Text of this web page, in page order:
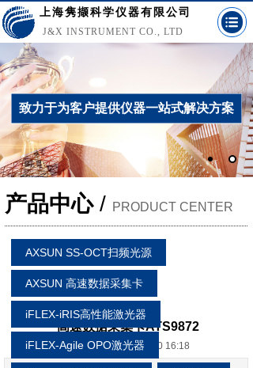
J&X INSTRUMENT CO., LTD
上海隽撷科学仪器有限公司
致力于为客户提供仪器一站式解决方案
产品中心/ PRODUCT CENTER
AXSUN SS-OCT扫频光源
AXSUN 高速数据采集卡
iFLEX-iRIS高性能激光器
iFLEX-Agile OPO激光器
高速数据采集卡ATS9872
发布时间: 2024-03-10 16:18
产品中心